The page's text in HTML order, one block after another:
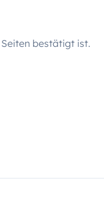
bestätigt ist.